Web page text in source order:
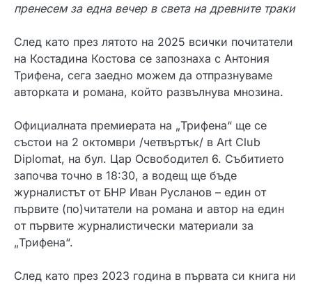
пренесем за една вечер в света на древните траки
След като през лятото на 2025 всички почитатели
на Костадина Костова се запознаха с Антония
Трифена, сега заедно можем да отпразнуваме
авторката и романа, който развълнува мнозина.
Официалната премиерата на „Трифена“ ще се
състои на 2 октомври /четвъртък/ в Art Club
Diplomat, на бул. Цар Освободител 6. Събитието
започва точно в 18:30, а водещ ще бъде
журналистът от БНР Иван Русланов – един от
първите (по)читатели на романа и автор на един
от първите журналистически материали за
„Трифена“.
След като през 2023 година в първата си книга ни